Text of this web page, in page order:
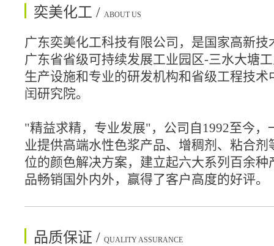
奕美化工 / ABOUT US
广东奕美化工科技有限公司，是国家高新
广东省省级可持续发展工业园区-三水大塘
生产设施和专业的研发机构和省级工程技术
闰研究院。
"精益求精，专业发展"，公司自1992至今，
业提供高端水性色浆产品、增稠剂、粘合
位的颜色解决方案，建立起六大系列百余种
品畅销国外内外，赢得了客户高度的好评。
品质保证 / QUALITY ASSURANCE